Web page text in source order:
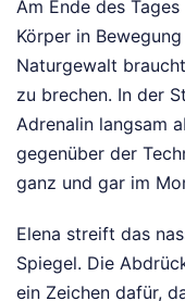
Am Ende des
Körper in
Naturgewalt
zu brechen. In der
Adrenalin langsam
gegenüber der
ganz und gar im
Elena streift das
Spiegel. Die
ein Zeichen dafür,